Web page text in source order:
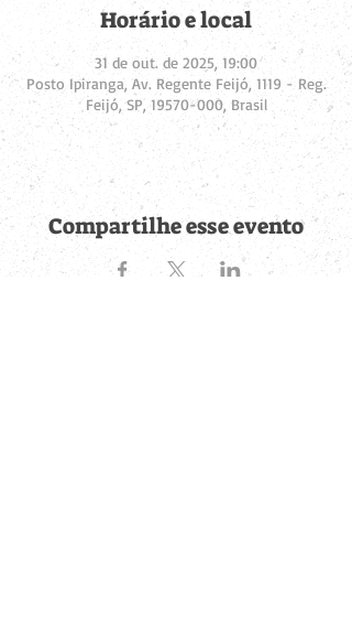
Horário e local
31 de out. de 2025, 19:00
Posto Ipiranga, Av. Regente Feijó, 1119 - Reg.
Feijó, SP, 19570-000, Brasil
Compartilhe esse evento